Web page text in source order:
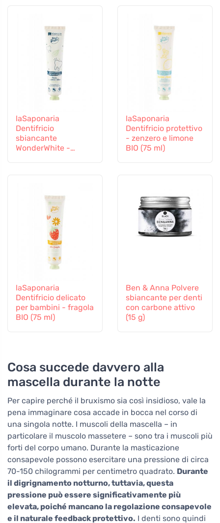
laSaponaria
Dentifricio
sbiancante
WonderWhite -
laSaponaria
Dentifricio protettivo
- zenzero e limone
BIO (75 ml)
laSaponaria
Dentifricio delicato
per bambini - fragola
BIO (75 ml)
Ben & Anna Polvere
sbiancante per denti
con carbone attivo
(15 g)
Cosa succede davvero alla
mascella durante la notte
Per capire perché il bruxismo sia così insidioso, vale la
pena immaginare cosa accade in bocca nel corso di
una singola notte. I muscoli della mascella – in
particolare il muscolo massetere – sono tra i muscoli più
forti del corpo umano. Durante la masticazione
consapevole possono esercitare una pressione di circa
70-150 chilogrammi per centimetro quadrato. Durante
il digrignamento notturno, tuttavia, questa
pressione può essere significativamente più
elevata, poiché mancano la regolazione consapevole
e il naturale feedback protettivo. I denti sono quindi